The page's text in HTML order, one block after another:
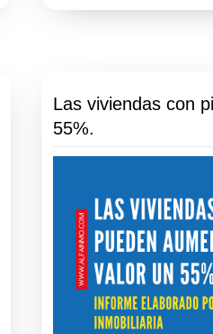
Las viviendas con
55%.